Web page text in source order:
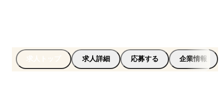
求人詳細 応募する 企業情報